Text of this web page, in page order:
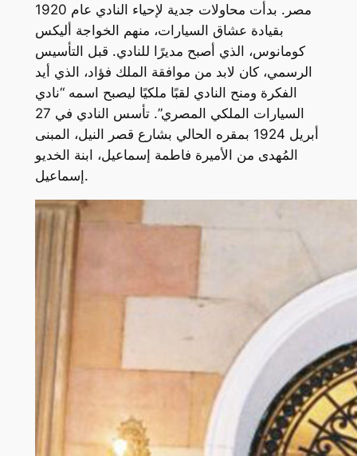
مصر. بدأت محاولات جدية لإحياء النادي عام 1920
بقيادة عشاق السيارات، منهم الخواجة أليكس
كومانوس، الذي أصبح مديرًا للنادي. قبل التأسيس
الرسمي، كان لابد من موافقة الملك فؤاد، الذي أيد
الفكرة ومنح النادي لقبًا ملكيًا ليصبح اسمه “نادي
السيارات الملكي المصري”. تأسس النادي في 27
أبريل 1924 بمقره الحالي بشارع قصر النيل، المبنى
المُهدى من الأميرة فاطمة إسماعيل، ابنة الخديو
إسماعيل.